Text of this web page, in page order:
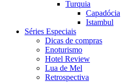
Turquia
Capadócia
Istambul
Séries Especiais
Dicas de compras
Enoturismo
Hotel Review
Lua de Mel
Retrospectiva